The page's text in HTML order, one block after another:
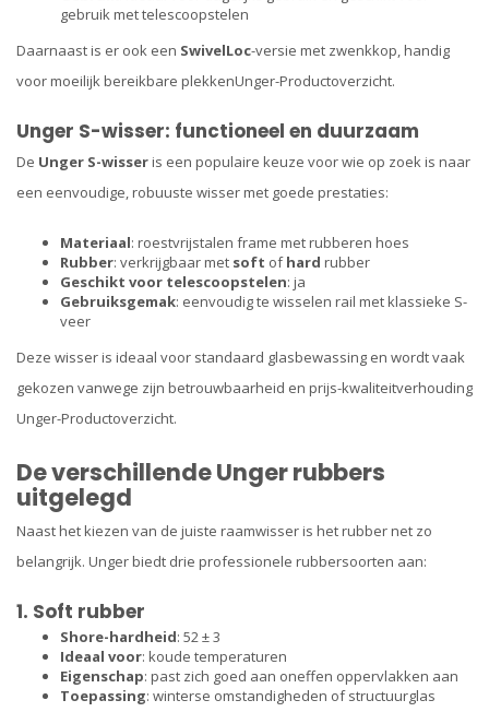
gebruik met telescoopstelen
Daarnaast is er ook een SwivelLoc-versie met zwenkkop, handig
voor moeilijk bereikbare plekken​Unger-Productoverzicht.
Unger S-wisser: functioneel en duurzaam
De Unger S-wisseris een populaire keuze voor wie op zoek is naar
een eenvoudige, robuuste wisser met goede prestaties:
Materiaal: roestvrijstalen frame met rubberen hoes
Rubber: verkrijgbaar met soft ofhard rubber
Geschikt voor telescoopstelen: ja
Gebruiksgemak: eenvoudig te wisselen rail met klassieke S-
veer
Deze wisser is ideaal voor standaard glasbewassing en wordt vaak
gekozen vanwege zijn betrouwbaarheid en prijs-kwaliteitverhouding​
Unger-Productoverzicht.
De verschillende Unger rubbers
uitgelegd
Naast het kiezen van de juiste raamwisser is het rubber net zo
belangrijk. Unger biedt drie professionele rubbersoorten aan:
1. Soft rubber
Shore-hardheid: 52 ± 3
Ideaal voor: koude temperaturen
Eigenschap: past zich goed aan oneffen oppervlakken aan
Toepassing: winterse omstandigheden of structuurglas